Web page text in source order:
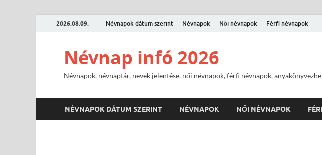
2026.08.09. Névnapok dátum szerint Névnapok Női névnapok Férfi névnapok
Névnap infó 2026
Névnapok, névnaptár, nevek jelentése, női névnapok, férfi névnapok,
NÉVNAPOK DÁTUM SZERINT NÉVNAPOK NŐI NÉVNAPOK